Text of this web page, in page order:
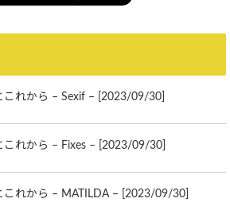
これから – Sexif – [2023/09/30]
これから – Fixes – [2023/09/30]
これから – MATILDA – [2023/09/30]